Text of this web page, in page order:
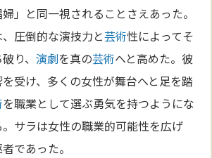
」と同一視されることさえあった。
圧倒的な演技力と芸術性によってそ
り、演劇を真の芸術へと高めた。彼
受け、多くの女性が舞台へと足を踏
を職業として選ぶ勇気を持つようにな
サラは女性の職業的可能性を広げ
であった。